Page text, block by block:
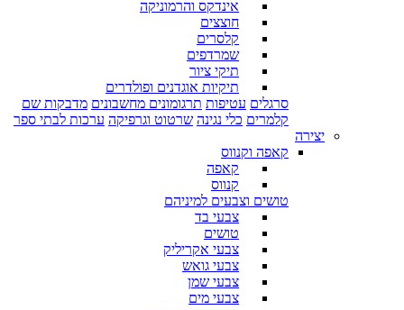
אינדקס והרמוניקה
חוצצים
קלסרים
שמרדפים
תיקי ציור
תיקיות אוגדנים ופולדרים
סרגלים עטיפות תרגומונים מחשבונים מדבקות שם
קלמרים כלי נגינה שרטוט וגרפיקה ערכות לבתי ספר
יצירה
קאפה וקנווס
קאפה
קנווס
טושים וצבעים למיניהם
צבעי בד
טושים
צבעי אקריליק
צבעי גואש
צבעי שמן
צבעי מים